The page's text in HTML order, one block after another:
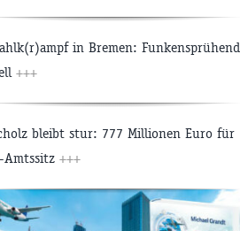
in Bremen: Funkensprühend
+++
bleibt stur: 777 Millionen Euro für
Amtssitz +++